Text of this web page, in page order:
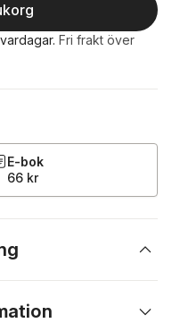
. Fri frakt över
E-bok
66 kr